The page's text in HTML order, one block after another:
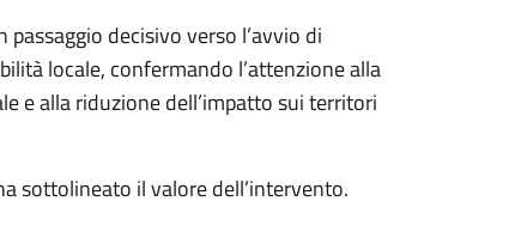
decisivo verso l’avvio di
locale, confermando l’attenzione alla
e alla riduzione dell’impatto sui territori
sottolineato il valore dell’intervento.